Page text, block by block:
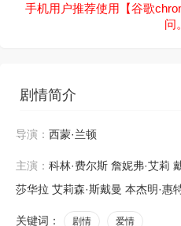
手机用户推荐使用【谷歌
问。
剧情简介
导演： 西蒙·兰顿
主演： 科林·费尔斯 詹妮弗·艾莉
莎华拉 艾莉森·斯戴曼 本杰明·惠
关键词： 剧情 爱情